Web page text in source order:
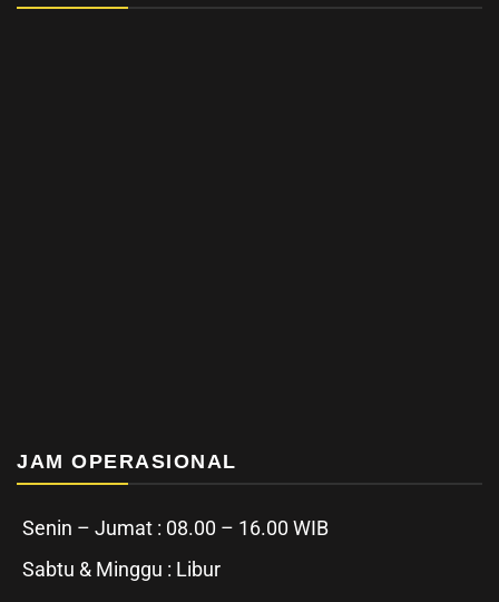
JAM OPERASIONAL
Senin – Jumat : 08.00 – 16.00 WIB
Sabtu & Minggu : Libur